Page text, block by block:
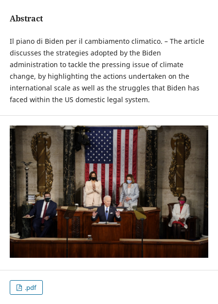
Abstract
Il piano di Biden per il cambiamento climatico. – The article
discusses the strategies adopted by the Biden
administration to tackle the pressing issue of climate
change, by highlighting the actions undertaken on the
international scale as well as the struggles that Biden has
faced within the US domestic legal system.
.pdf